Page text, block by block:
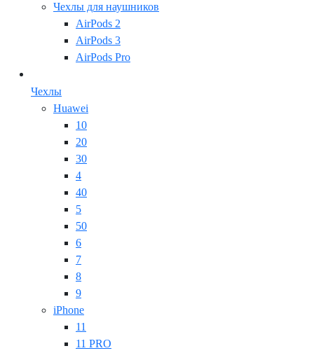
Чехлы для наушников
AirPods 2
AirPods 3
AirPods Pro
Чехлы
Huawei
10
20
30
4
40
5
50
6
7
8
9
iPhone
11
11 PRO